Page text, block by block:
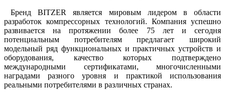
Бренд BITZER является мировым лидером в области
разработок компрессорных технологий. Компания успешно
развивается на протяжении более 75 лет и сегодня
потенциальным потребителям предлагает широкий
модельный ряд функциональных и практичных устройств и
оборудования, качество которых подтверждено
международными сертификатами, многочисленными
наградами разного уровня и практикой использования
реальными потребителями в различных странах.